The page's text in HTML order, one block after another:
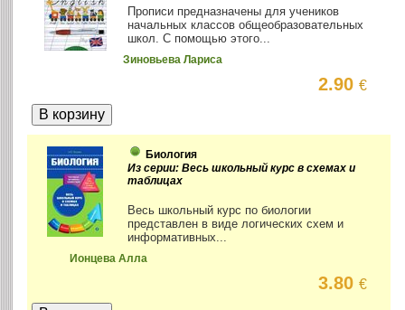
Прописи предназначены для учеников
начальных классов общеобразовательных
школ. С помощью этого...
Зиновьева Лариса
2.90€
Биология
Из серии: Весь школьный курс в схемах и
таблицах
Весь школьный курс по биологии
представлен в виде логических схем и
информативных...
Ионцева Алла
3.80€